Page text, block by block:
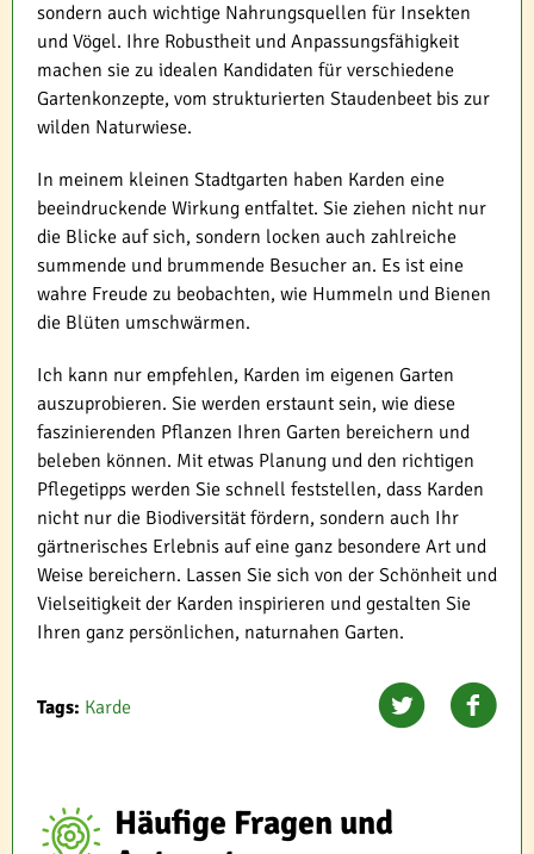
sondern auch wichtige Nahrungsquellen für Insekten
und Vögel. Ihre Robustheit und Anpassungsfähigkeit
machen sie zu idealen Kandidaten für verschiedene
Gartenkonzepte, vom strukturierten Staudenbeet bis zur
wilden Naturwiese.
In meinem kleinen Stadtgarten haben Karden eine
beeindruckende Wirkung entfaltet. Sie ziehen nicht nur
die Blicke auf sich, sondern locken auch zahlreiche
summende und brummende Besucher an. Es ist eine
wahre Freude zu beobachten, wie Hummeln und Bienen
die Blüten umschwärmen.
Ich kann nur empfehlen, Karden im eigenen Garten
auszuprobieren. Sie werden erstaunt sein, wie diese
faszinierenden Pflanzen Ihren Garten bereichern und
beleben können. Mit etwas Planung und den richtigen
Pflegetipps werden Sie schnell feststellen, dass Karden
nicht nur die Biodiversität fördern, sondern auch Ihr
gärtnerisches Erlebnis auf eine ganz besondere Art und
Weise bereichern. Lassen Sie sich von der Schönheit und
Vielseitigkeit der Karden inspirieren und gestalten Sie
Ihren ganz persönlichen, naturnahen Garten.
Tags: Karde
Häufige Fragen und